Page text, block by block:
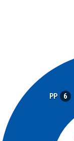
PP 6